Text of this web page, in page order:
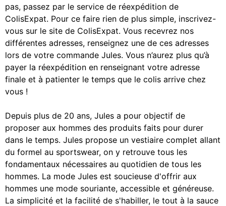
pas, passez par le service de réexpédition de
ColisExpat. Pour ce faire rien de plus simple, inscrivez-
vous sur le site de ColisExpat. Vous recevrez nos
différentes adresses, renseignez une de ces adresses
lors de votre commande Jules. Vous n’aurez plus qu’à
payer la réexpédition en renseignant votre adresse
finale et à patienter le temps que le colis arrive chez
vous !
Depuis plus de 20 ans, Jules a pour objectif de
proposer aux hommes des produits faits pour durer
dans le temps. Jules propose un vestiaire complet allant
du formel au sportswear, on y retrouve tous les
fondamentaux nécessaires au quotidien de tous les
hommes. La mode Jules est soucieuse d'offrir aux
hommes une mode souriante, accessible et généreuse.
La simplicité et la facilité de s'habiller, le tout à la sauce